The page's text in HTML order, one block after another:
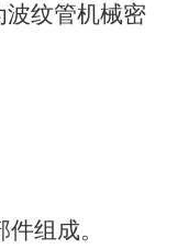
波纹管机械密
组成。